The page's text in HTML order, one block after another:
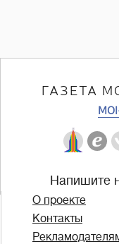
ГАЗЕТА
Напишите
О проекте
Контакты